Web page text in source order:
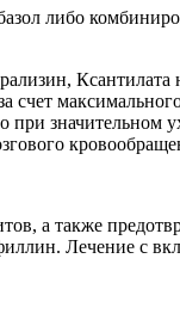
либо
счет
при значительном
а также
Лечение с